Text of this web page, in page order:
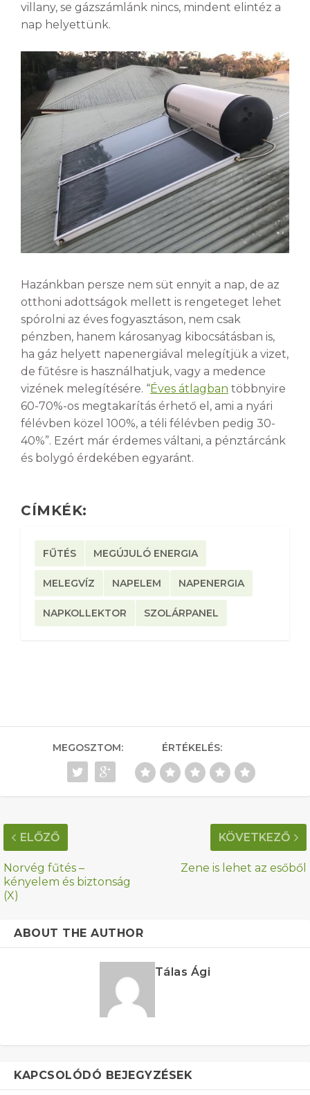
villany, se gázszámlánk nincs, mindent elintéz a
nap helyettünk.
Hazánkban persze nem süt ennyit a nap, de az
otthoni adottságok mellett is rengeteget lehet
spórolni az éves fogyasztáson, nem csak
pénzben, hanem károsanyag kibocsátásban is,
ha gáz helyett napenergiával melegítjük a vizet,
de fűtésre is használhatjuk, vagy a medence
vizének melegítésére. “Éves átlagban többnyire
60-70%-os megtakarítás érhető el, ami a nyári
félévben közel 100%, a téli félévben pedig 30-
40%”. Ezért már érdemes váltani, a pénztárcánk
és bolygó érdekében egyaránt.
CÍMKÉK:
FŰTÉS MEGÚJULÓ ENERGIA
MELEGVÍZ NAPELEM NAPENERGIA
NAPKOLLEKTOR SZOLÁRPANEL
MEGOSZTOM: ÉRTÉKELÉS:
ELŐZŐ
Norvég fűtés –
kényelem és biztonság
(X)
KÖVETKEZŐ
Zene is lehet az esőből
ABOUT THE AUTHOR
Tálas Ági
KAPCSOLÓDÓ BEJEGYZÉSEK